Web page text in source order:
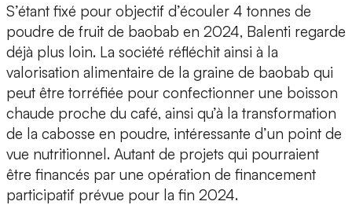
S’étant fixé pour objectif d’écouler 4 tonnes de
poudre de fruit de baobab en 2024, Balenti regarde
déjà plus loin. La société réfléchit ainsi à la
valorisation alimentaire de la graine de baobab qui
peut être torréfiée pour confectionner une boisson
chaude proche du café, ainsi qu’à la transformation
de la cabosse en poudre, intéressante d’un point de
vue nutritionnel. Autant de projets qui pourraient
être financés par une opération de financement
participatif prévue pour la fin 2024.